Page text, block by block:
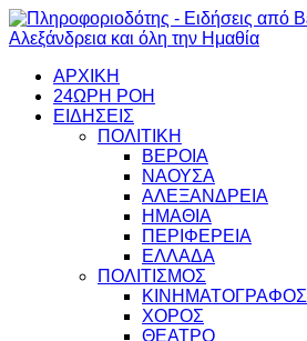
ΑΡΧΙΚΗ
24ΩΡΗ ΡΟΗ
ΕΙΔΗΣΕΙΣ
ΠΟΛΙΤΙΚΗ
ΒΕΡΟΙΑ
ΝΑΟΥΣΑ
ΑΛΕΞΑΝΔΡΕΙΑ
ΗΜΑΘΙΑ
ΠΕΡΙΦΕΡΕΙΑ
ΕΛΛΑΔΑ
ΠΟΛΙΤΙΣΜΟΣ
ΚΙΝΗΜΑΤΟΓΡΑΦΟΣ
ΧΟΡΟΣ
ΘΕΑΤΡΟ